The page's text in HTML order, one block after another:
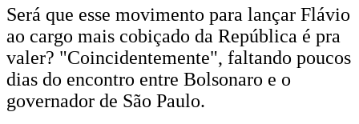
Será que esse movimento para lançar Flávio
ao cargo mais cobiçado da República é pra
valer? "Coincidentemente", faltando poucos
dias do encontro entre Bolsonaro e o
governador de São Paulo.